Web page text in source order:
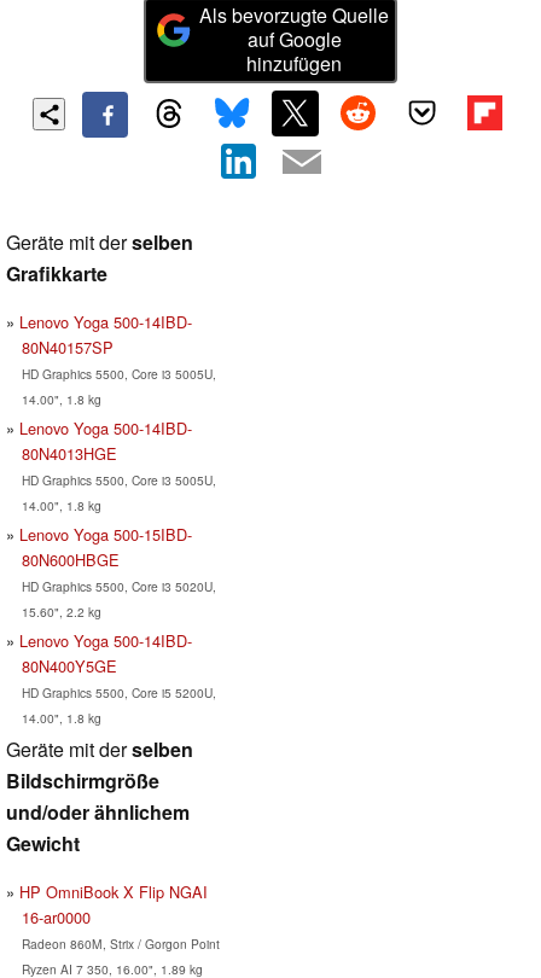
Als bevorzugte Quelle
auf Google
hinzufügen
Geräte mit derselben
Grafikkarte
Lenovo Yoga 500-14IBD-
80N40157SP
HD Graphics 5500, Core i3 5005U,
14.00", 1.8 kg
Lenovo Yoga 500-14IBD-
80N4013HGE
HD Graphics 5500, Core i3 5005U,
14.00", 1.8 kg
Lenovo Yoga 500-15IBD-
80N600HBGE
HD Graphics 5500, Core i3 5020U,
15.60", 2.2 kg
Lenovo Yoga 500-14IBD-
80N400Y5GE
HD Graphics 5500, Core i5 5200U,
14.00", 1.8 kg
Geräte mit derselben
Bildschirmgröße
und/oder ähnlichem
Gewicht
HP OmniBook X Flip NGAI
16-ar0000
Radeon 860M, Strix / Gorgon Point
Ryzen AI 7 350, 16.00", 1.89 kg